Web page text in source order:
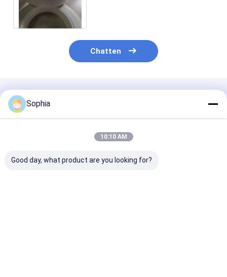
Chatten
Geadviseerde Producten
Sophia
10:10 AM
Good day, what product are you looking for?